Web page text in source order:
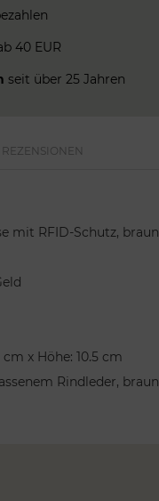
40 EUR
seit über 25 Jahren
REZENSIONEN
mit RFID-Schutz, braun
x Höhe: 10.5 cm
Rindleder, braun